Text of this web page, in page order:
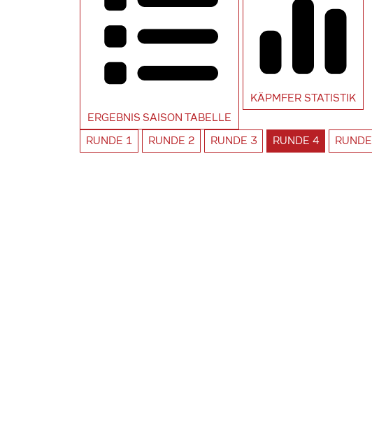
ERGEBNIS SAISON TABELLE
KÄPMFER STATISTIK
RUNDE 1 RUNDE 2 RUNDE 3 RUNDE 4 RUNDE